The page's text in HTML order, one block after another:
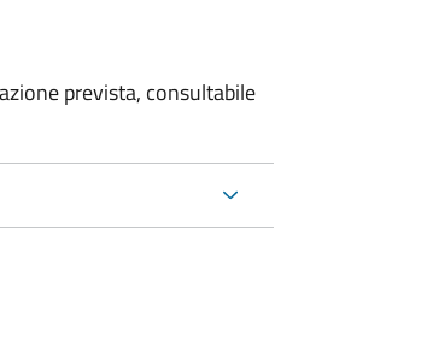
prevista, consultabile